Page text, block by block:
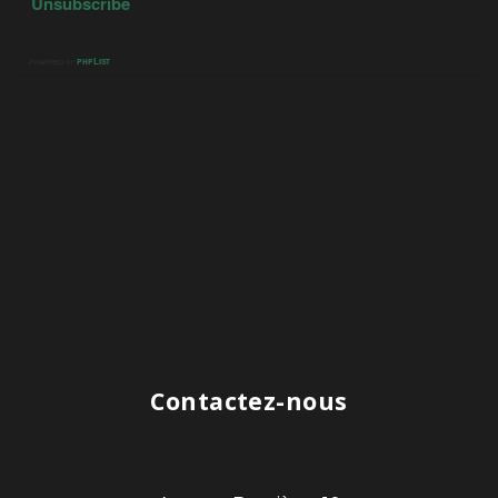
Contactez-nous